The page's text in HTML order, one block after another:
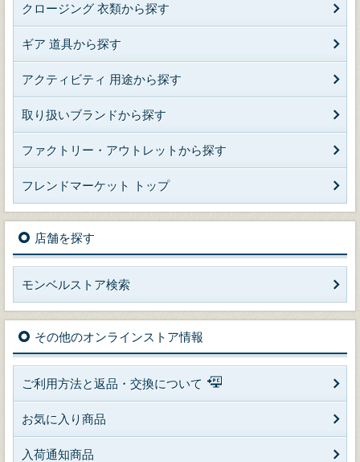
クロージング 衣類から探す
ギア 道具から探す
アクティビティ 用途から探す
取り扱いブランドから探す
ファクトリー・アウトレットから探す
フレンドマーケット トップ
店舗を探す
モンベルストア検索
その他のオンラインストア情報
ご利用方法と返品・交換について
お気に入り商品
入荷通知商品